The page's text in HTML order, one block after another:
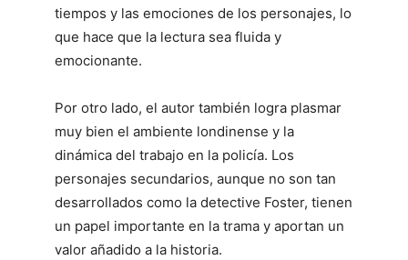
tiempos y las emociones de los personajes, lo
que hace que la lectura sea fluida y
emocionante.
Por otro lado, el autor también logra plasmar
muy bien el ambiente londinense y la
dinámica del trabajo en la policía. Los
personajes secundarios, aunque no son tan
desarrollados como la detective Foster, tienen
un papel importante en la trama y aportan un
valor añadido a la historia.